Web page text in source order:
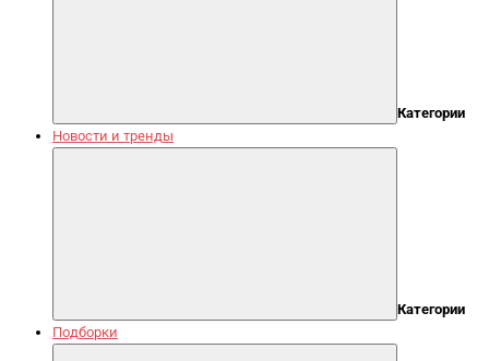
Категории
Новости и тренды
Категории
Подборки